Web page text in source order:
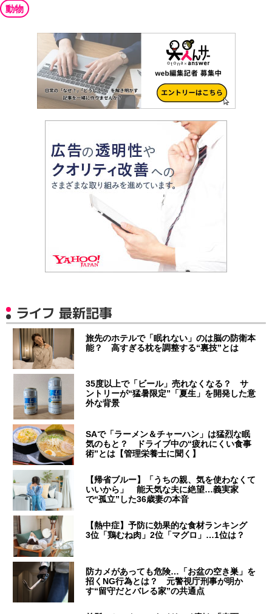
動物
ライフ 最新記事
旅先のホテルで「眠れない」のは脳の防衛本
能？ 高すぎる枕を調整する“裏技”とは
35度以上で「ビール」売れなくなる？ サ
ントリーが“猛暑限定”「夏生」を開発した意
外な背景
SAで「ラーメン＆チャーハン」は猛烈な眠
気のもと？ ドライブ中の“疲れにくい食事
術”とは【管理栄養士に聞く】
【帰省ブルー】「うちの親、気を使わなくて
いいから」 能天気な夫に絶望…義実家
で“孤立”した36歳妻の本音
【熱中症】予防に効果的な食材ランキング
3位「鶏むね肉」2位「マグロ」…1位は？
防カメがあっても危険…「お盆の空き巣」を
招くNG行為とは？ 元警視庁刑事が明か
す“留守だとバレる家”の共通点